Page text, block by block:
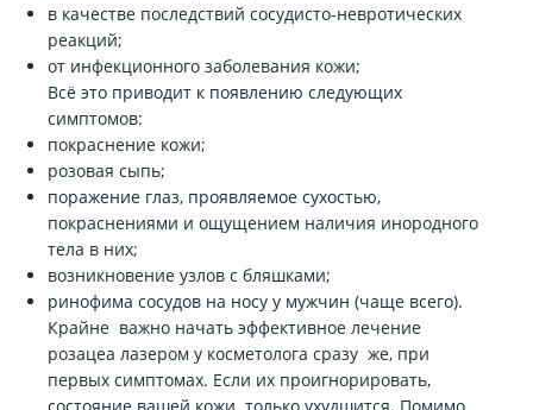
в качестве последствий сосудисто-невротических
реакций;
от инфекционного заболевания кожи;
Всё это приводит к появлению следующих
симптомов:
покраснение кожи;
розовая сыпь;
поражение глаз, проявляемое сухостью,
покраснениями и ощущением наличия инородного
тела в них;
возникновение узлов с бляшками;
ринофима сосудов на носу у мужчин (чаще всего).
Крайне важно начать эффективное лечение
розацеа лазером у косметолога сразу же, при
первых симптомах. Если их проигнорировать,